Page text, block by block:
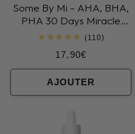
Some By Mi - AHA, BHA,
PHA 30 Days Miracle
Serum(110)110
Prix
habituel
17,90€
AJOUTER